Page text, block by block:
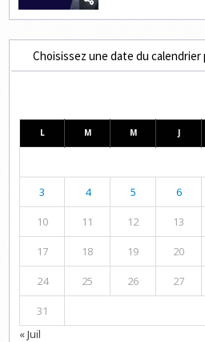
Choisissez une date du
L M M J
3 4 5 6
10 11 12 13
17 18 19 20
24 25 26 27
31
« Juil